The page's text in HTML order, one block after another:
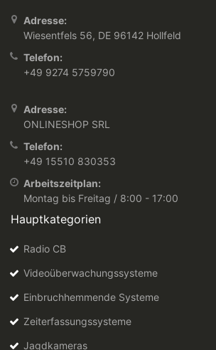
Adresse:
Wiesentfels 56, DE 96142 Hollfeld
Telefon:
+49 9274 5759790
Adresse:
ONLINESHOP SRL
Telefon:
+49 15510 830353
Arbeitszeitplan:
Montag bis Freitag / 8:00 - 17:00
Hauptkategorien
Radio CB
Videoüberwachungssysteme
Einbruchhemmende Systeme
Zeiterfassungssysteme
Jagdkameras